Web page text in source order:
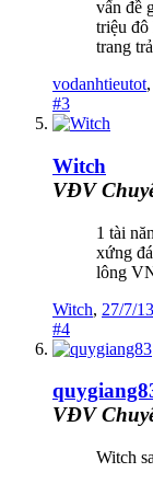
vấn đề
triệu đô
trang
vodanhtieutot,
#3
Witch
VĐV
1 tài
xứng
lông
Witch, 27/7/13
#4
VĐV
Witch